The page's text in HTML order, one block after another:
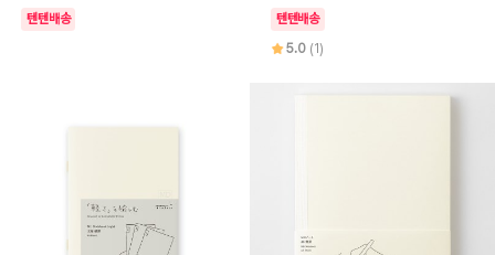
텐텐배송
텐텐배송
5.0 (1)